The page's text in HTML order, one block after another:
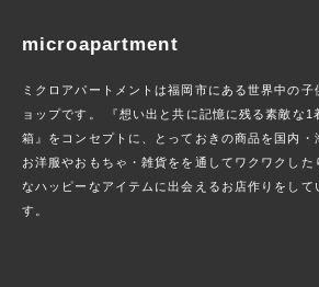
microapartment
ミクロアパートメントは福岡市にある世界中の
ョップです。 『想い出と共に記憶に残る素敵な
箱』をコンセプトに、とっておきの商品を国内・
お洋服やおもちゃ・雑貨をを通してワクワクした
なハッピーなアイテムに出会えるお店作りをして
す。